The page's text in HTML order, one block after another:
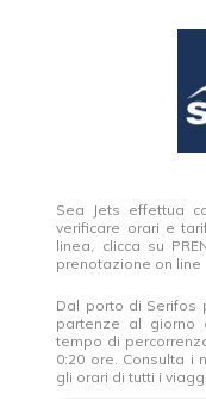
Sea Jets effettua
verificare orari e
linea, clicca su
prenotazione on line
Dal porto di Serifos
partenze al giorno
tempo di
0:20 ore. Consulta i
gli orari di tutti i